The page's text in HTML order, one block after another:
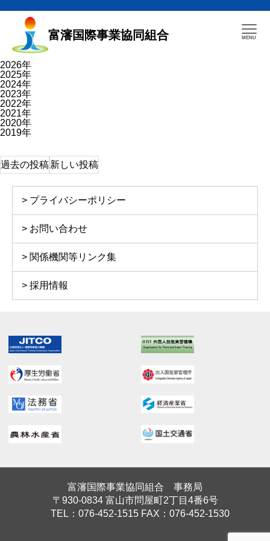
富瀋国際事業協同組合
2026年
2025年
2024年
2023年
2022年
2021年
2020年
2019年
投
稿
過去の投稿新しい投稿
プライバシーポリシー
お問い合わせ
関係機関等リンク集
採用情報
富瀋国際事業協同組合 事務局
〒930-0834 富山市問屋町2丁目4番6号
TEL：076-452-1515 FAX：076-452-1530